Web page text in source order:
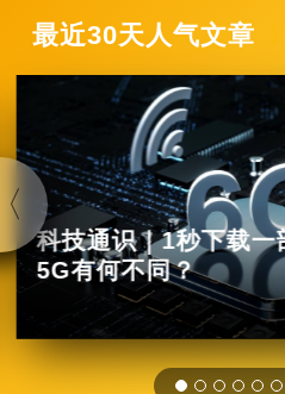
最近30天人气文章
科技通识｜1秒下载
5G有何不同？